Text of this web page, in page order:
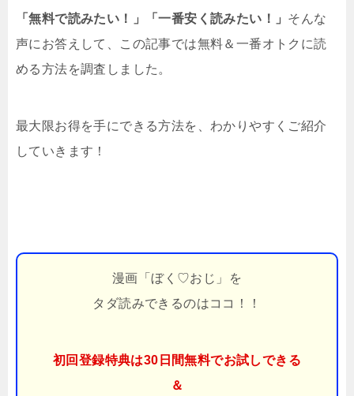
「無料で読みたい！」「一番安く読みたい！」 そんな
声にお答えして、この記事では無料＆一番オトクに読
める方法を調査しました。
最大限お得を手にできる方法を、わかりやすくご紹介
していきます！
漫画「ぼく♡おじ」を
タダ読みできるのはココ！！
初回登録特典は30日間無料でお試しできる
＆